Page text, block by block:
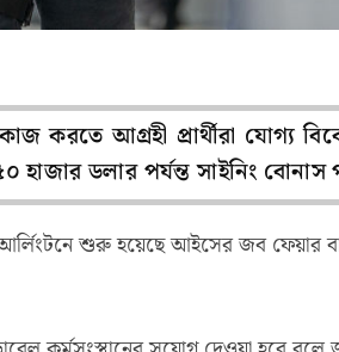
করতে আগ্রহী প্রার্থীরা যোগ্য
হাজার ডলার পর্যন্ত সাইনিং বোনাস
শুরু হয়েছে আইসের জব ফেয়ার